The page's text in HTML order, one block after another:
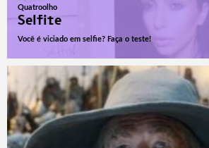
Quatroolho
Selfite
Você é viciado em selfie? Faça o teste!